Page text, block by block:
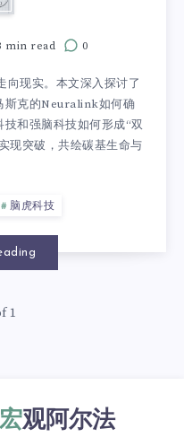
min read 0
向现实。本文深入探讨了
斯克的Neuralink如何确
和强脑科技如何形成“双
现突破，共绘碳基生命与
脑虎科技
1
宏观阿尔法